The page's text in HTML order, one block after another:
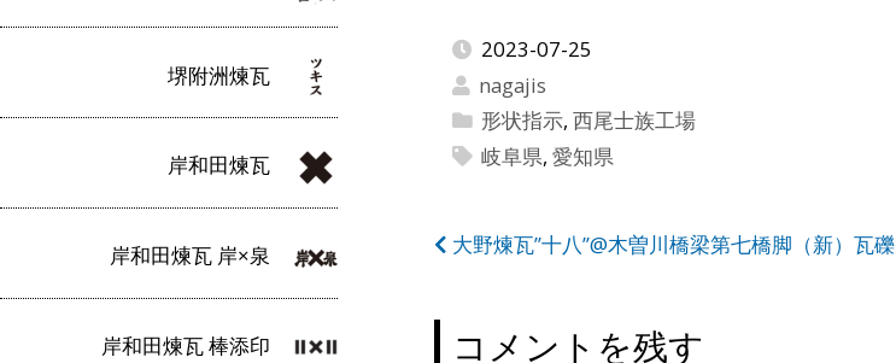
堺附洲煉瓦
岸和田煉瓦
岸和田煉瓦 岸×泉
岸和田煉瓦 棒添印
2023-07-25
nagajis
形状指示, 西尾士族工場
岐阜県, 愛知県
投
ナ
大野煉瓦”十八”@木曽川橋梁第七橋脚（新）瓦礫
コメントを残す